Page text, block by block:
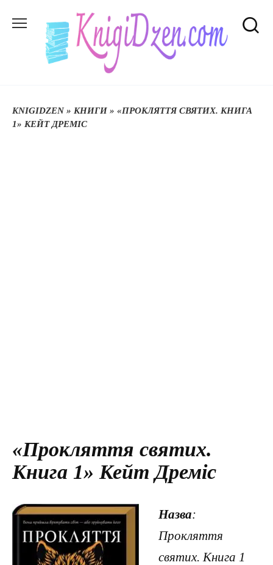
до
KNIGIDZEN» КНИГИ » «ПРОКЛЯТТЯ СВЯТИХ. КНИГА
1» КЕЙТ ДРЕМІС
«Прокляття святих.
Книга 1» Кейт Дреміс
Назва:
Прокляття
святих. Книга 1